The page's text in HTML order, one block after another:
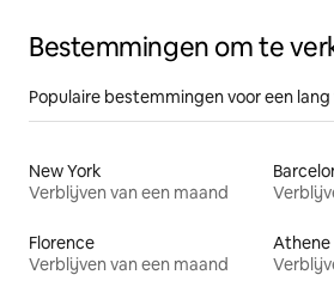
Bestemmingen om te
Populaire bestemmingen voor een
New York
Verblijven van een maand
Florence
Verblijven van een maand
Athene